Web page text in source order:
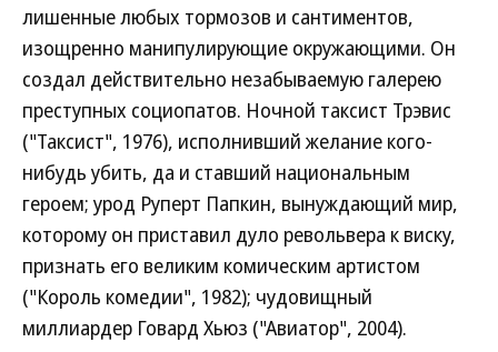
лишенные любых тормозов и сантиментов,
изощренно манипулирующие окружающими. Он
создал действительно незабываемую галерею
преступных социопатов. Ночной таксист Трэвис
("Таксист", 1976), исполнивший желание кого-
нибудь убить, да и ставший национальным
героем; урод Руперт Папкин, вынуждающий мир,
которому он приставил дуло револьвера к виску,
признать его великим комическим артистом
("Король комедии", 1982); чудовищный
миллиардер Говард Хьюз ("Авиатор", 2004).